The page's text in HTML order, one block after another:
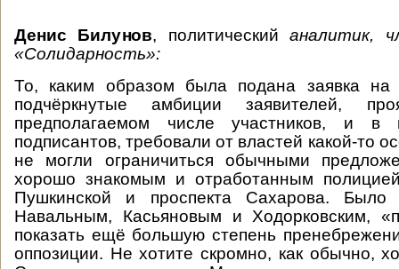
Денис Билунов, политический аналитик,
«Солидарность»:
То, каким образом была подана заявка на
подчёркнутые амбиции заявителей,
предполагаемом числе участников, и в
подписантов, требовали от властей какой-то
не могли ограничиться обычными
хорошо знакомым и отработанным
Пушкинской и проспекта Сахарова.
Навальным, Касьяновым и Ходорковским,
показать ещё большую степень
оппозиции. Не хотите скромно, как обычно,